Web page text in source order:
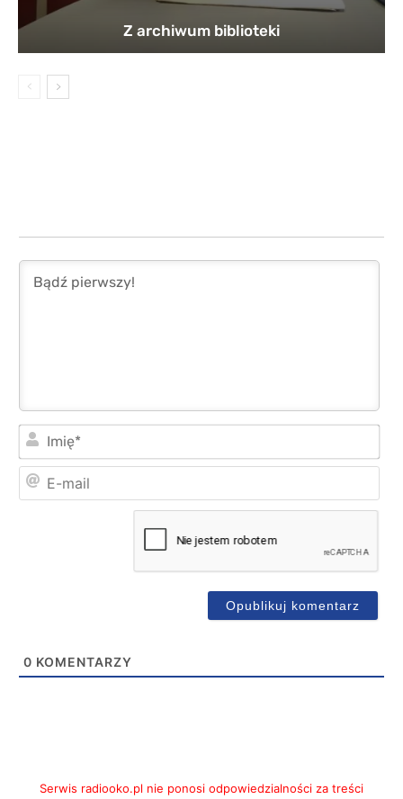
Z archiwum biblioteki
0 KOMENTARZY
Serwis radiooko.pl nie ponosi odpowiedzialności za treści